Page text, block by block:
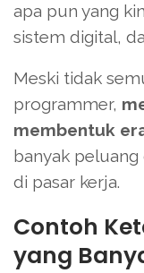
apa pun yang
sistem digital,
Meski tidak
programmer,
membentuk
banyak peluang
di pasar kerja.
Contoh
yang